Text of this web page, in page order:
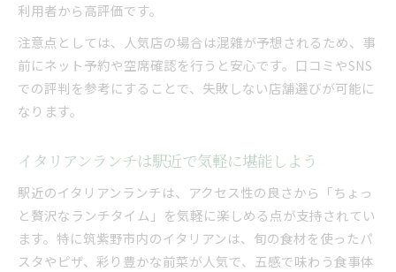
利用者から高評価です。
注意点としては、人気店の場合は混雑が予想されるため、事
前にネット予約や空席確認を行うと安心です。口コミやSNS
での評判を参考にすることで、失敗しない店舗選びが可能に
なります。
イタリアンランチは駅近で気軽に堪能しよう
駅近のイタリアンランチは、アクセス性の良さから「ちょっ
と贅沢なランチタイム」を気軽に楽しめる点が支持されてい
ます。特に筑紫野市内のイタリアンは、旬の食材を使ったパ
スタやピザ、彩り豊かな前菜が人気で、五感で味わう食事体